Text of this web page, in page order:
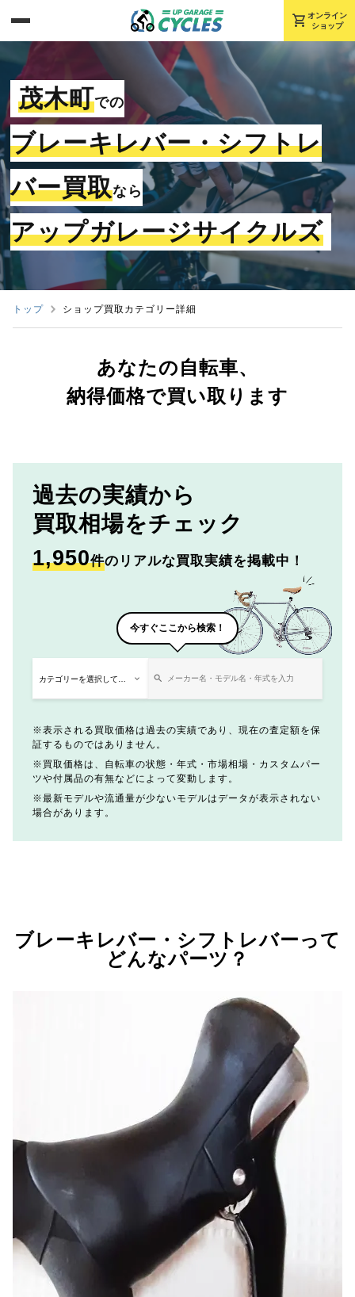
shopping_cart オンライン
ショップ
茂木町での
ブレーキレバー・シフトレ
バー買取なら
アップガレージサイクルズ
トップ ショップ買取カテゴリー詳細
あなたの自転車、
納得価格で買い取ります
過去の実績から
買取相場をチェック
1,950件のリアルな買取実績を掲載中！
今すぐここから検索！
表示される買取価格は過去の実績であり、現在の査定額を保
証するものではありません。
買取価格は、自転車の状態・年式・市場相場・カスタムパー
ツや付属品の有無などによって変動します。
最新モデルや流通量が少ないモデルはデータが表示されない
場合があります。
ブレーキレバー・シフトレバーって
どんなパーツ？